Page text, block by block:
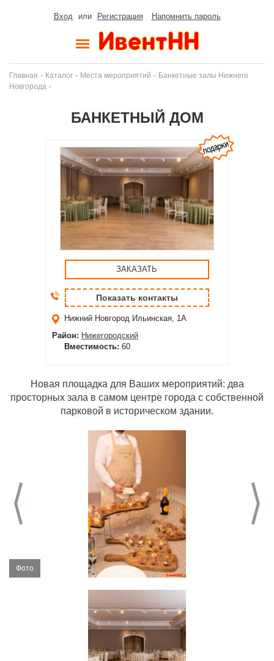
Вход или Регистрация Напомнить пароль
Главная - Каталог - Места мероприятий - Банкетные залы Нижнего
Новгорода -
БАНКЕТНЫЙ ДОМ
ЗАКАЗАТЬ
Показать контакты
Нижний Новгород Ильинская, 1А
Район: Нижегородский
Вместимость: 60
Новая площадка для Ваших мероприятий: два
просторных зала в самом центре города с собственной
парковой в историческом здании.
Предыдущий слайд
Фото